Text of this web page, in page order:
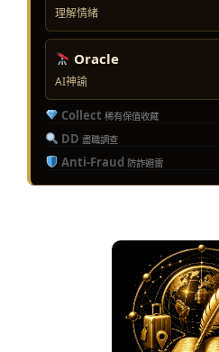
理解情緒
Oracle
AI神諭
Collect 稀有保值收藏
DD 盡職調查
Anti-Fraud 防詐避雷